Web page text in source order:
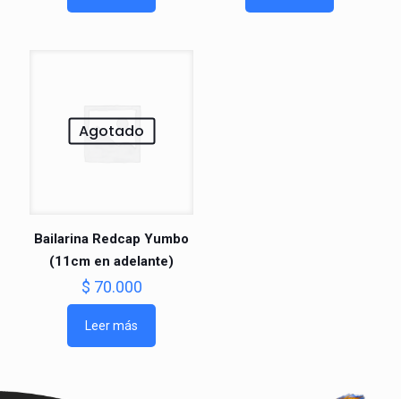
Agotado
Bailarina Redcap Yumbo
(11cm en adelante)
$ 70.000
Leer más